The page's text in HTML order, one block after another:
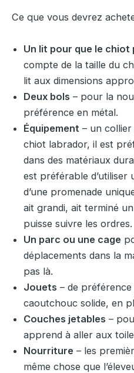
Ce que vous devrez
Un lit pour que le chiot
compte de la taille du
lit aux dimensions
Deux bols – pour la
préférence en métal.
Équipement – ​​un
chiot labrador, il est
dans des matériaux
est préférable d’utiliser
d’une promenade
ait grandi, ait terminé
puisse suivre les ordres.
Un parc ou une cage
déplacements dans la
pas là.
Jouets – de
caoutchouc solide, en
Couches jetables –
apprend à aller aux
Nourriture – les
même chose que